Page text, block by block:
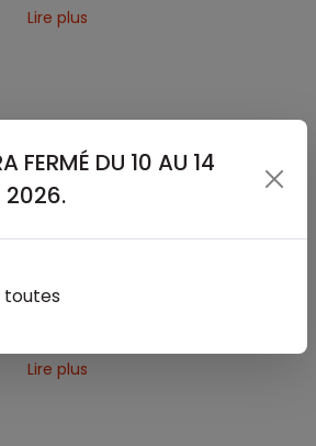
Lire plus
LINGUISTIQUES
Lire plus
Lire plus
FERMÉ DU 10 AU 14
2026.
toutes